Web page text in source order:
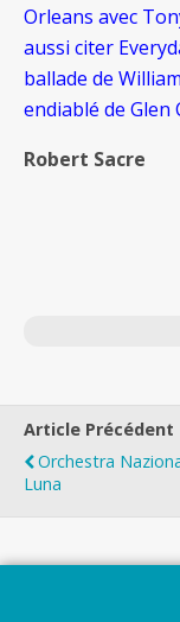
Orleans avec
aussi citer
ballade de
endiablé de Glen
Robert Sacre
Article Précédent
Orchestra
Luna